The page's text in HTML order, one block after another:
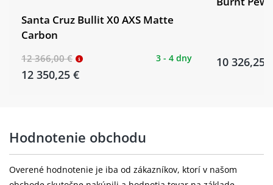
Santa Cruz Bullit X0 AXS Matte
Carbon
12 366,00 €
12 350,25 €
3 - 4 dny 10 326,25
Hodnotenie obchodu
Overené hodnotenie je iba od zákazníkov, ktorí v našom